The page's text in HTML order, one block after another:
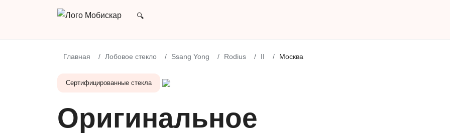
Главная Лобовое стекло Ssang Yong Rodius II Москва
Сертифицированные стекла
Оригинальное